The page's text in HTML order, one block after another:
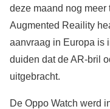
deze maand nog meer
Augmented Reaility
aanvraag in Europa is
duiden dat de AR-bril
uitgebracht.
De Oppo Watch werd